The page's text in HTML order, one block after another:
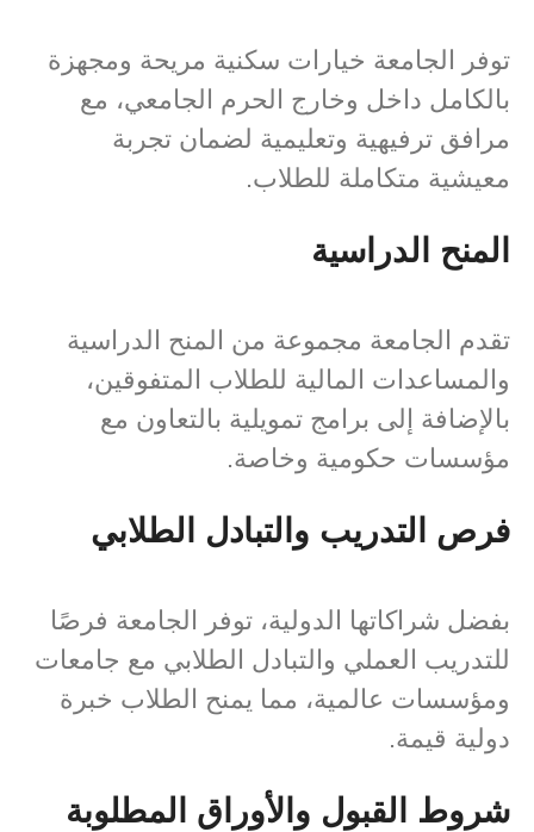
توفر الجامعة خيارات سكنية مريحة ومجهزة
بالكامل داخل وخارج الحرم الجامعي، مع
مرافق ترفيهية وتعليمية لضمان تجربة
معيشية متكاملة للطلاب.
المنح الدراسية
تقدم الجامعة مجموعة من المنح الدراسية
والمساعدات المالية للطلاب المتفوقين،
بالإضافة إلى برامج تمويلية بالتعاون مع
مؤسسات حكومية وخاصة.
فرص التدريب والتبادل الطلابي
بفضل شراكاتها الدولية، توفر الجامعة فرصًا
للتدريب العملي والتبادل الطلابي مع جامعات
ومؤسسات عالمية، مما يمنح الطلاب خبرة
دولية قيمة.
شروط القبول والأوراق المطلوبة